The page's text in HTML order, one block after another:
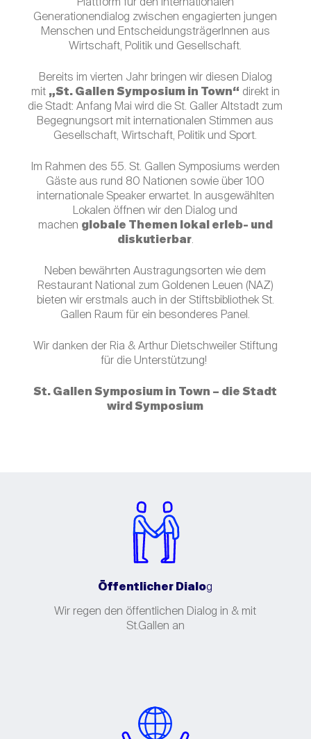
Plattform für den internationalen
Generationendialog zwischen engagierten jungen
Menschen und EntscheidungsträgerInnen aus
Wirtschaft, Politik und Gesellschaft.
Bereits im vierten Jahr bringen wir diesen Dialog
mit „St. Gallen Symposium in Town“ direkt in
die Stadt: Anfang Mai wird die St. Galler Altstadt zum
Begegnungsort mit internationalen Stimmen aus
Gesellschaft, Wirtschaft, Politik und Sport.
Im Rahmen des 55. St. Gallen Symposiums werden
Gäste aus rund 80 Nationen sowie über 100
internationale Speaker erwartet. In ausgewählten
Lokalen öffnen wir den Dialog und
machen globale Themen lokal erleb- und
diskutierbar.
Neben bewährten Austragungsorten wie dem
Restaurant National zum Goldenen Leuen (NAZ)
bieten wir erstmals auch in der Stiftsbibliothek St.
Gallen Raum für ein besonderes Panel.
Wir danken der Ria & Arthur Dietschweiler Stiftung
für die Unterstützung!
St. Gallen Symposium in Town – die Stadt
wird Symposium
Öffentlicher Dialog
Wir regen den öffentlichen Dialog in & mit
St.Gallen an